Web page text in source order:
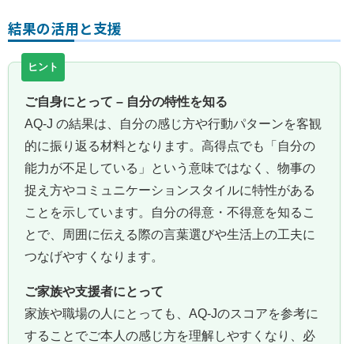
結果の活用と支援
ご自身にとって – 自分の特性を知る
AQ‑J の結果は、自分の感じ方や行動パターンを客観
的に振り返る材料となります。高得点でも「自分の
能力が不足している」という意味ではなく、物事の
捉え方やコミュニケーションスタイルに特性がある
ことを示しています。自分の得意・不得意を知るこ
とで、周囲に伝える際の言葉選びや生活上の工夫に
つなげやすくなります。
ご家族や支援者にとって
家族や職場の人にとっても、AQ‑Jのスコアを参考に
することでご本人の感じ方を理解しやすくなり、必